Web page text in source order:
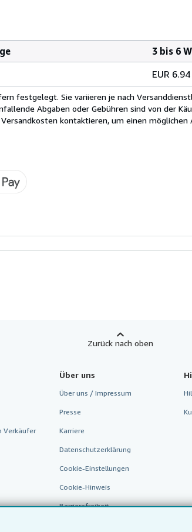
3 bis 6
EUR 6.94
festgelegt. Sie variieren je nach
Abgaben oder Gebühren sind von der
kontaktieren, um einen
Zurück nach oben
Verkäufer
Über uns
Über uns / Impressum
Presse
Karriere
Datenschutzerklärung
Cookie-Einstellungen
Cookie-Hinweis
Barrierefreiheit